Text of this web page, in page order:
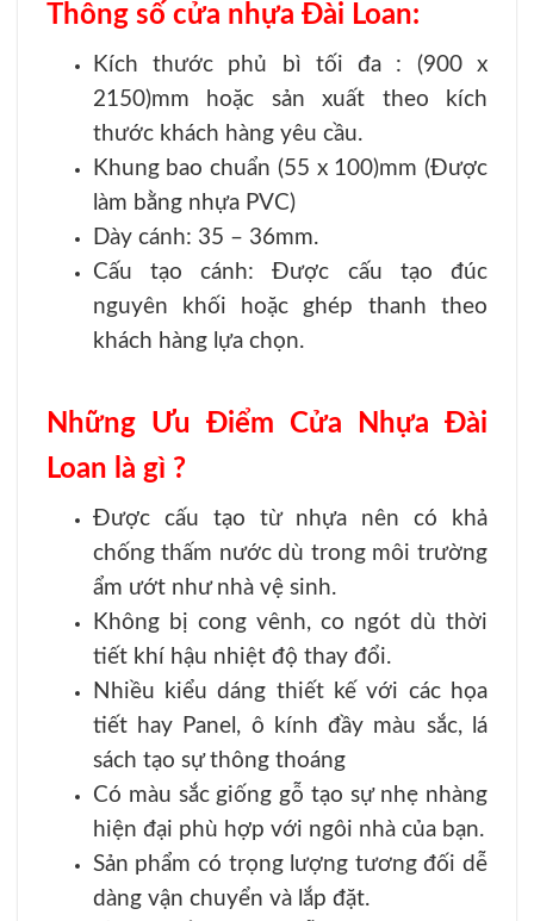
Thông số cửa nhựa Đài Loan:
Kích thước phủ bì tối đa : (900 x
2150)mm hoặc sản xuất theo kích
thước khách hàng yêu cầu.
Khung bao chuẩn (55 x 100)mm (Được
làm bằng nhựa PVC)
Dày cánh: 35 – 36mm.
Cấu tạo cánh: Được cấu tạo đúc
nguyên khối hoặc ghép thanh theo
khách hàng lựa chọn.
Những Ưu Điểm Cửa Nhựa Đài
Loan là gì ?
Được cấu tạo từ nhựa nên có khả
chống thấm nước dù trong môi trường
ẩm ướt như nhà vệ sinh.
Không bị cong vênh, co ngót dù thời
tiết khí hậu nhiệt độ thay đổi.
Nhiều kiểu dáng thiết kế với các họa
tiết hay Panel, ô kính đầy màu sắc, lá
sách tạo sự thông thoáng
Có màu sắc giống gỗ tạo sự nhẹ nhàng
hiện đại phù hợp với ngôi nhà của bạn.
Sản phẩm có trọng lượng tương đối dễ
dàng vận chuyển và lắp đặt.